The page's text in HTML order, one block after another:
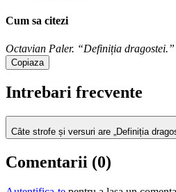
Cum sa citezi
Octavian Paler. “Definiția
Copiaza
Intrebari frecvente
Câte strofe și versuri are „Definiția
Comentarii (0)